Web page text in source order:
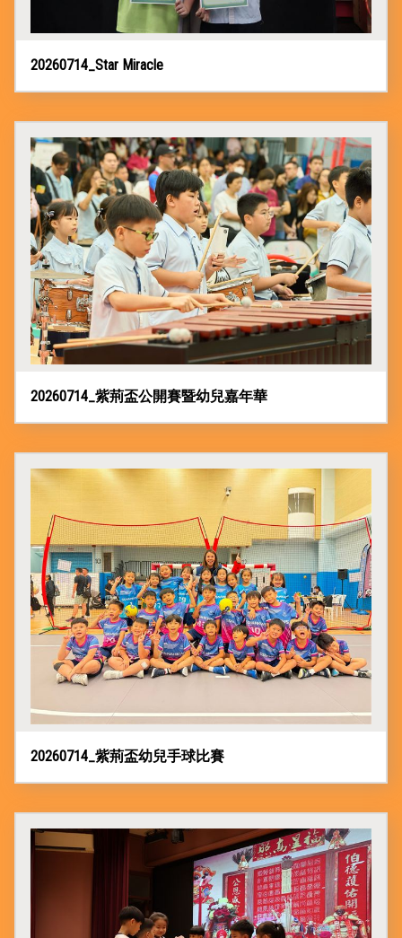
服
招
感
染
控
制
須
知
學
生
資
料
更
正
格
訴
20260714_Star Miracle
20260714_紫荊盃公開賽暨幼兒嘉年華
20260714_紫荊盃幼兒手球比賽